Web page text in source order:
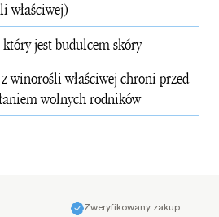
właściwej)
jest budulcem skóry
winorośli właściwej chroni przed
wolnych rodników
Zweryfikowany zakup